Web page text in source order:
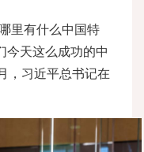
里有什么中国特
今天这么成功的中
，习近平总书记在